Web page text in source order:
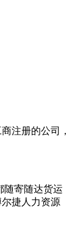
注册的公司，
寄随达货运
捷人力资源